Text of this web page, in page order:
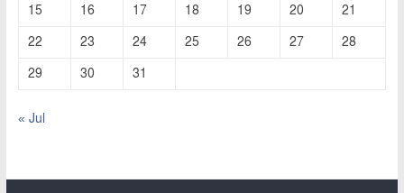
15
16 17 18 19 20
21
22
23 24 25 26 27
28
29
30 31
« Jul